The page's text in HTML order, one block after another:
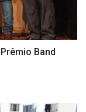
Band